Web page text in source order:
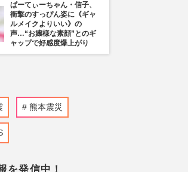
ぱーてぃーちゃん・信子、
衝撃のすっぴん姿に《ギャ
ルメイクよりいい》の
声…“お嬢様な素顔”とのギ
ャップで好感度爆上がり
熊本震災
を発信中！